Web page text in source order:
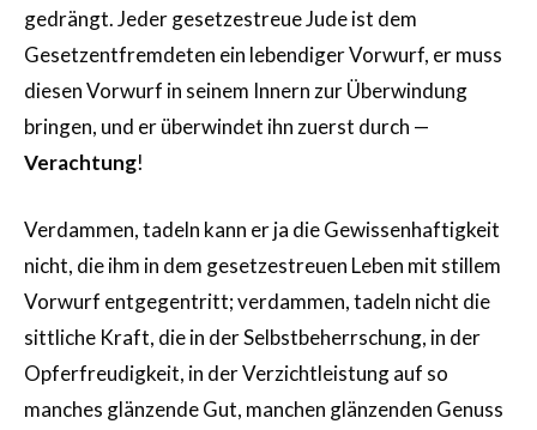
gedrängt. Jeder gesetzestreue Jude ist dem
Gesetzentfremdeten ein lebendiger Vorwurf, er muss
diesen Vorwurf in seinem Innern zur Überwindung
bringen, und er überwindet ihn zuerst durch —
Verachtung!
Verdammen, tadeln kann er ja die Gewissenhaftigkeit
nicht, die ihm in dem gesetzestreuen Leben mit stillem
Vorwurf entgegentritt; verdammen, tadeln nicht die
sittliche Kraft, die in der Selbstbeherrschung, in der
Opferfreudigkeit, in der Verzichtleistung auf so
manches glänzende Gut, manchen glänzenden Genuss